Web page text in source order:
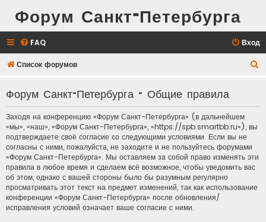
Форум Санкт-Петербурга
FAQ Вход
Список форумов
с
Форум Санкт-Петербурга - Общие правила
Заходя на конференцию «Форум Санкт-Петербурга» (в дальнейшем
«мы», «наш», «Форум Санкт-Петербурга», «https://spb.smartbb.ru»), вы
подтверждаете своё согласие со следующими условиями. Если вы не
согласны с ними, пожалуйста, не заходите и не пользуйтесь форумами
«Форум Санкт-Петербурга». Мы оставляем за собой право изменять эти
правила в любое время и сделаем всё возможное, чтобы уведомить вас
об этом, однако с вашей стороны было бы разумным регулярно
просматривать этот текст на предмет изменений, так как использование
конференции «Форум Санкт-Петербурга» после обновления/
исправления условий означает ваше согласие с ними.